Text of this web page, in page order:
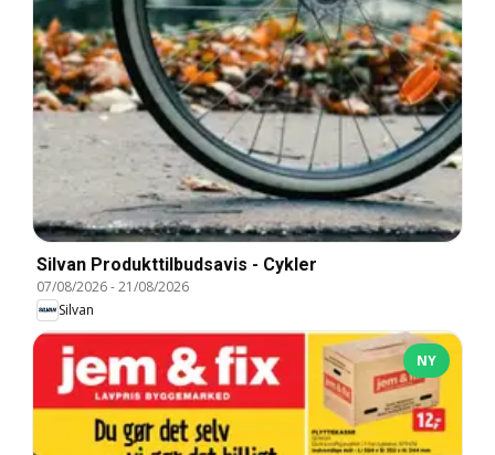
Silvan Produkttilbudsavis - Cykler
07/08/2026-21/08/2026
Silvan
NY